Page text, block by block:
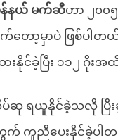
နယ် မက်ဆီဟာ ၂၀၀
တော့မှာပဲ ဖြစ်ပါ
င်ခဲ့ပြီး ၁၁၂ ဂိုးအ
ရယူနိုင်ခဲ့သလို ပြီး
က် ကူညီပေးနိုင်ခဲ့ပ